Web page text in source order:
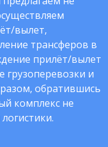
вылет,
трансферов в
прилёт/вылет
грузоперевозки и
обратившись
комплекс не